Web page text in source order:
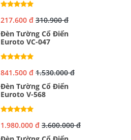
217.600 đ 310.900 đ
Đèn Tường Cổ Điển
Euroto VC-047
841.500 đ 1.530.000 đ
Đèn Tường Cổ Điển
Euroto V-568
1.980.000 đ 3.600.000 đ